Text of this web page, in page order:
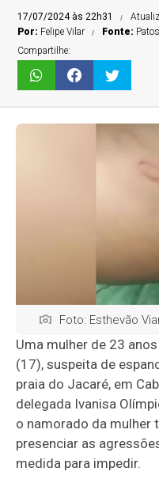
17/07/2024 às 22h31
Por: Felipe Vilar Fonte:
Compartilhe:
Foto: Esthevão
Uma mulher de 23
(17), suspeita de
praia do Jacaré, em
delegada Ivanisa
o namorado da mulher
presenciar as
medida para impedir.